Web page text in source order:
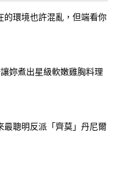
的環境也許混亂，但端看你
妳煮出星級軟嫩雞胸料理
最聰明反派「齊莫」丹尼爾